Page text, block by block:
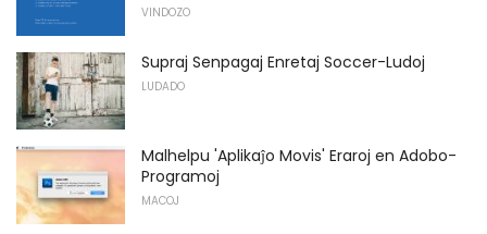
VINDOZO
Supraj Senpagaj Enretaj Soccer-Ludoj
LUDADO
Malhelpu 'Aplikaĵo Movis' Eraroj en Adobo-
Programoj
MACOJ